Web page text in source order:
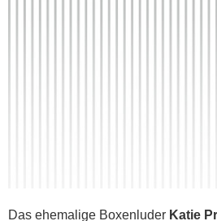
Das ehemalige Boxenluder Katie